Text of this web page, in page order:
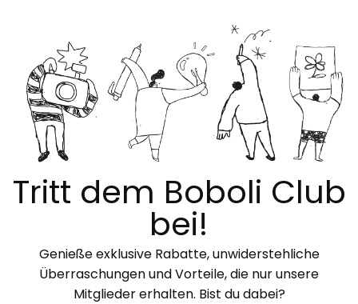
Tritt dem Boboli Club
bei!
Genieße exklusive Rabatte, unwiderstehliche
Überraschungen und Vorteile, die nur unsere
Mitglieder erhalten. Bist du dabei?